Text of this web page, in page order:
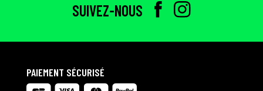
SUIVEZ-NOUS
PAIEMENT SÉCURISÉ